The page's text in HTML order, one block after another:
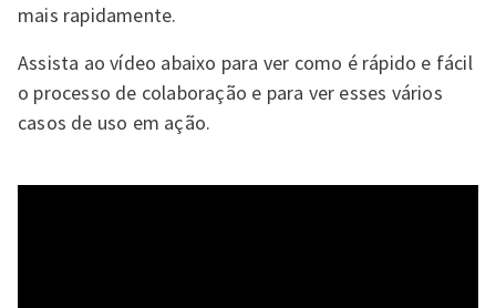
mais rapidamente.
Assista ao vídeo abaixo para ver como é rápido e fácil
o processo de colaboração e para ver esses vários
casos de uso em ação.